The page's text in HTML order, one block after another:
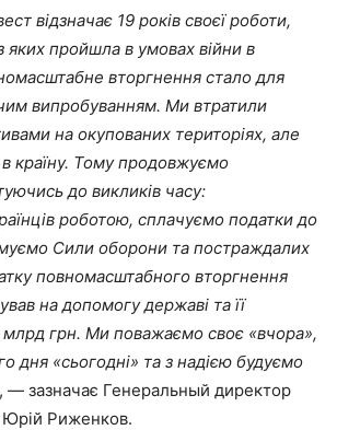
відзначає 19 років своєї роботи,
яких пройшла в умовах війни в
вторгнення стало для
випробуванням. Ми втратили
на окупованих територіях, але
країну. Тому продовжуємо
до викликів часу:
роботою, сплачуємо податки до
Сили оборони та постраждалих
повномасштабного вторгнення
на допомогу державі та її
грн. Ми поважаємо своє «вчора»,
дня «сьогодні» та з надією будуємо
— зазначає Генеральный директор
Юрій Риженков.